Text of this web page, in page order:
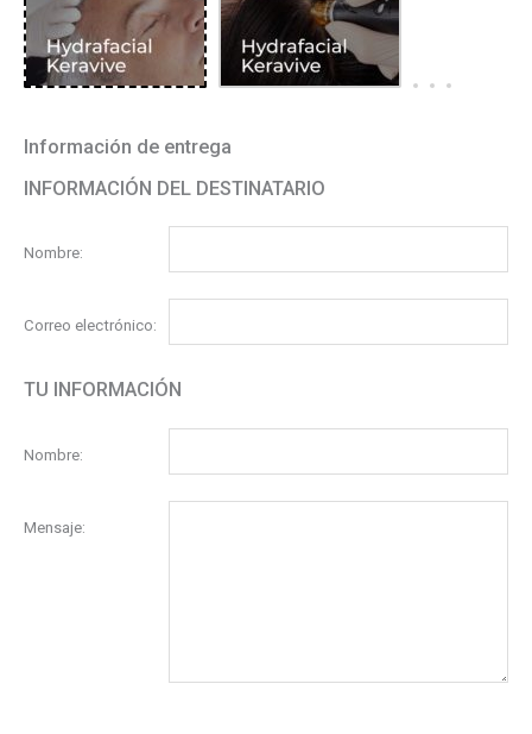
Información de entrega
INFORMACIÓN DEL DESTINATARIO
Nombre:
Correo electrónico:
TU INFORMACIÓN
Nombre:
Mensaje: